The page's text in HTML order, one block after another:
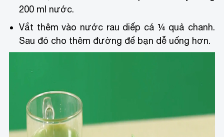
200 ml nước.
Vắt thêm vào nước rau diếp cá ¼ quả chanh.
Sau đó cho thêm đường để bạn dễ uống hơn.